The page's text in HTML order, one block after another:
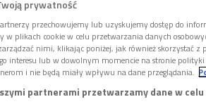
w dniach
prywatność
przechowujemy lub uzyskujemy dostęp do
w plikach cookie w celu przetwarzania danych
nimi, klikając poniżej, jak również skorzystać z
interesu lub w dowolnym momencie na stronie
i nie będą miały wpływu na dane przeglądania.
partnerami przetwarzamy dane w